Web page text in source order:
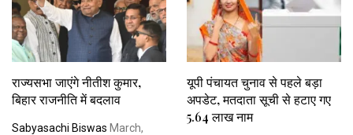
राज्यसभा जाएंगे नीतीश कुमार,
बिहार राजनीति में बदलाव
Sabyasachi Biswas March,
यूपी पंचायत चुनाव से पहले बड़ा
अपडेट, मतदाता सूची से हटाए गए
5.64 लाख नाम